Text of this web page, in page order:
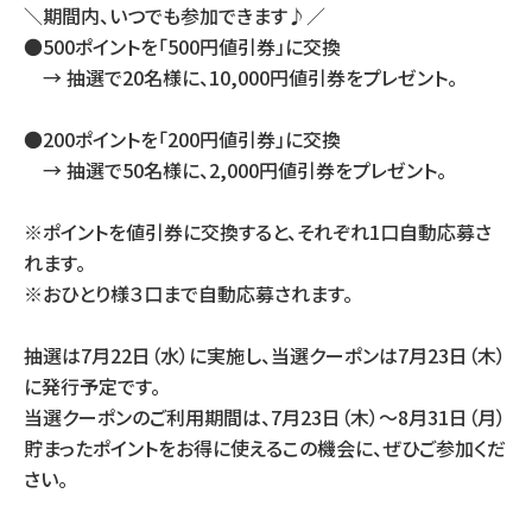
＼期間内、いつでも参加できます♪／
●500ポイントを「500円値引券」に交換
→ 抽選で20名様に、10,000円値引券をプレゼント。
●200ポイントを「200円値引券」に交換
→ 抽選で50名様に、2,000円値引券をプレゼント。
※ポイントを値引券に交換すると、それぞれ1口自動応募さ
れます。
※おひとり様３口まで自動応募されます。
抽選は7月22日（水）に実施し、当選クーポンは7月23日（木）
に発行予定です。
当選クーポンのご利用期間は、7月23日（木）～8月31日（月）
貯まったポイントをお得に使えるこの機会に、ぜひご参加くだ
さい。